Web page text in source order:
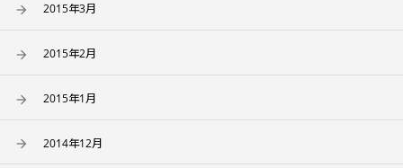
2015年3月
2015年2月
2015年1月
2014年12月